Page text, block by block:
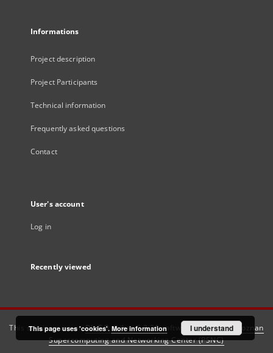
Informations
Project description
Project Participants
Technical information
Frequently asked questions
Contact
User's account
Log in
Recently viewed
This service runs onDInGO dLibra 6.3.21software created by
Poznan
Supercomputing and Networking Center (PSNC)
This page uses 'cookies'. More information I understand